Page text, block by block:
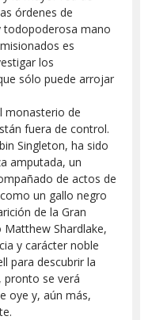
órdenes de
todopoderosa mano
es
los
sólo puede arrojar
monasterio de
fuera de control.
Singleton, ha sido
amputada, un
de actos de
un gallo negro
de la Gran
Matthew Shardlake,
y carácter noble
para descubrir la
pronto se verá
oye y, aún más,